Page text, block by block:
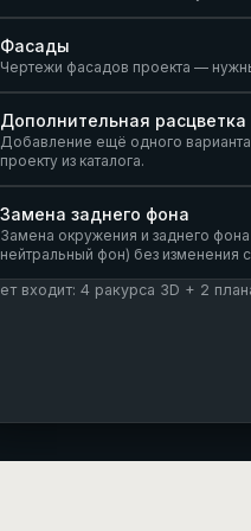
Фасады
Чертежи фасадов проекта —
Дополнительная расцветка
Добавление ещё одного
проекту из каталога.
Замена заднего фона
Замена окружения и заднего
нейтральный фон) без изменения
входит: 4 ракурса 3D + 2